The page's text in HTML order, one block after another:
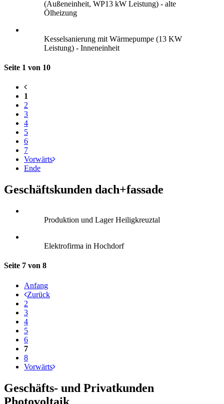
(Außeneinheit, WP13 kW Leistung) - alte
Ölheizung
Kesselsanierung mit Wärmepumpe (13 KW
Leistung) - Inneneinheit
Seite 1 von 10
1
2
3
4
5
6
7
Vorwärts
Ende
Geschäftskunden dach+fassade
Produktion und Lager Heiligkreuztal
Elektrofirma in Hochdorf
Seite 7 von 8
Anfang
Zurück
2
3
4
5
6
7
8
Vorwärts
Geschäfts- und Privatkunden
Photovoltaik